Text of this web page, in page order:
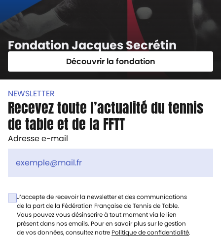
Fondation Jacques Secrétin
Découvrir la fondation
NEWSLETTER
Recevez toute l’actualité du tennis
de table et de la FFTT
Adresse e-mail
J’accepte de recevoir la newsletter et des communications
de la part de la Fédération Française de Tennis de Table.
Vous pouvez vous désinscrire à tout moment via le lien
présent dans nos emails. Pour en savoir plus sur le gestion
de vos données, consultez notre Politique de confidentialité.